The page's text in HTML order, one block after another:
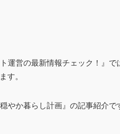
運営の最新情報チェック！』
す。
やか暮らし計画』の記事紹介で